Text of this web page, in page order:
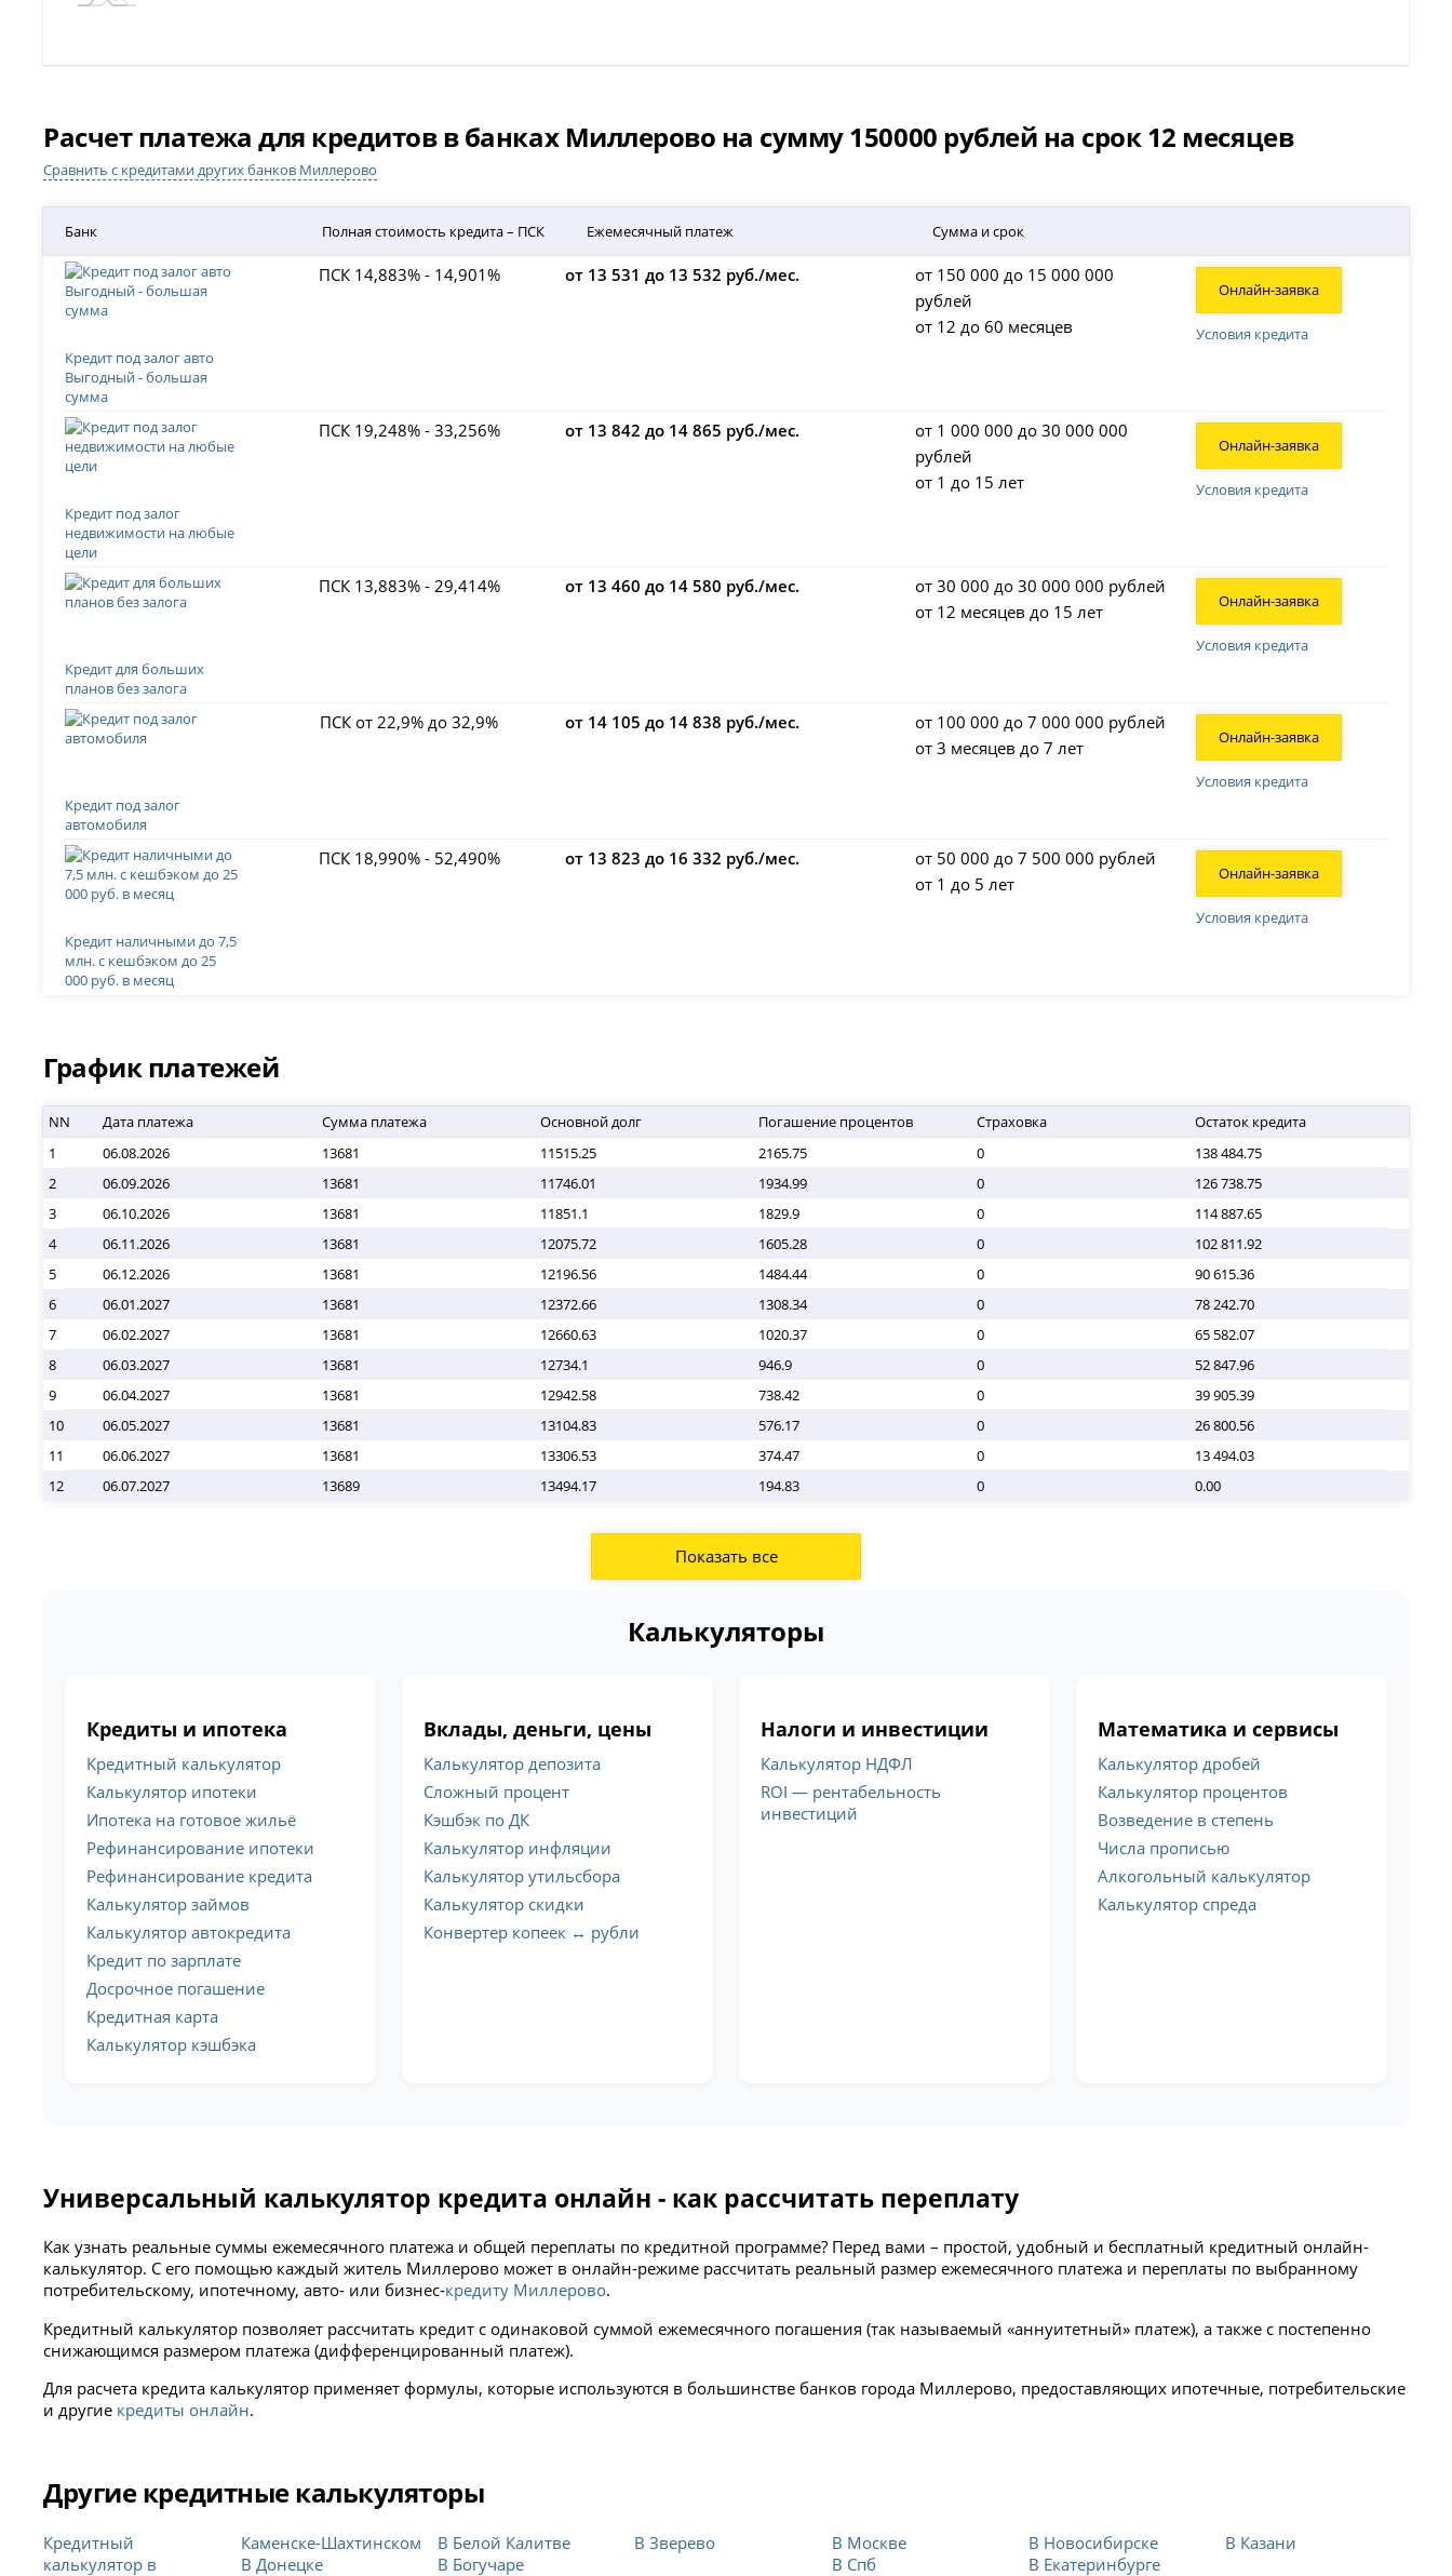
Расчет платежа для кредитов в банках Миллерово на сумму 150000 рублей на срок 12 месяцев
Сравнить с кредитами других банков Миллерово
Банк Полная стоимость кредита – ПСК Ежемесячный платеж Сумма и срок
Кредит под залог авто
Выгодный - большая
сумма
ПСК 14,883% - 14,901% от 13 531 до 13 532 руб./мес.
от 150 000 до 15 000 000
рублей
от 12 до 60 месяцев
Условия кредита
Онлайн-заявка
Кредит под залог
недвижимости на любые
цели
ПСК 19,248% - 33,256% от 13 842 до 14 865 руб./мес.
от 1 000 000 до 30 000 000
рублей
от 1 до 15 лет
Условия кредита
Онлайн-заявка
Кредит для больших
планов без залога
ПСК 13,883% - 29,414% от 13 460 до 14 580 руб./мес.
от 30 000 до 30 000 000 рублей
от 12 месяцев до 15 лет
Условия кредита
Онлайн-заявка
Кредит под залог
автомобиля
ПСК от 22,9% до 32,9% от 14 105 до 14 838 руб./мес.
от 100 000 до 7 000 000 рублей
от 3 месяцев до 7 лет
Условия кредита
Онлайн-заявка
Кредит наличными до 7,5
млн. с кешбэком до 25
000 руб. в месяц
ПСК 18,990% - 52,490% от 13 823 до 16 332 руб./мес.
от 50 000 до 7 500 000 рублей
от 1 до 5 лет
Условия кредита
Онлайн-заявка
График платежей
NN Дата платежа Сумма платежа Основной долг Погашение процентов Страховка
Остаток кредита
1
06.08.2026 13681 11515.25 2165.75 0
138 484.75
2
06.09.2026 13681 11746.01 1934.99 0
126 738.75
3
06.10.2026 13681 11851.1 1829.9 0
114 887.65
4
06.11.2026 13681 12075.72 1605.28 0
102 811.92
5
06.12.2026 13681 12196.56 1484.44 0
90 615.36
6
06.01.2027 13681 12372.66 1308.34 0
78 242.70
7
06.02.2027 13681 12660.63 1020.37 0
65 582.07
8
06.03.2027 13681 12734.1 946.9 0
52 847.96
9
06.04.2027 13681 12942.58 738.42 0
39 905.39
10
06.05.2027 13681 13104.83 576.17 0
26 800.56
11
06.06.2027 13681 13306.53 374.47 0
13 494.03
12
06.07.2027 13689 13494.17 194.83 0 0.00
Показать все
Калькуляторы
Кредиты и ипотека
Кредитный калькулятор
Калькулятор ипотеки
Ипотека на готовое жильё
Рефинансирование ипотеки
Рефинансирование кредита
Калькулятор займов
Калькулятор автокредита
Кредит по зарплате
Досрочное погашение
Кредитная карта
Калькулятор кэшбэка
Вклады, деньги, цены
Калькулятор депозита
Сложный процент
Кэшбэк по ДК
Калькулятор инфляции
Калькулятор утильсбора
Калькулятор скидки
Конвертер копеек ↔ рубли
Налоги и инвестиции
Калькулятор НДФЛ
ROI — рентабельность
инвестиций
Математика и сервисы
Калькулятор дробей
Калькулятор процентов
Возведение в степень
Числа прописью
Алкогольный калькулятор
Калькулятор спреда
Универсальный калькулятор кредита онлайн - как рассчитать переплату
Как узнать реальные суммы ежемесячного платежа и общей переплаты по кредитной программе? Перед вами – простой, удобный и бесплатный кредитный онлайн-
калькулятор. С его помощью каждый житель Миллерово может в онлайн-режиме рассчитать реальный размер ежемесячного платежа и переплаты по выбранному
потребительскому, ипотечному, авто- или бизнес-кредиту Миллерово.
Кредитный калькулятор позволяет рассчитать кредит с одинаковой суммой ежемесячного погашения (так называемый «аннуитетный» платеж), а также с постепенно
снижающимся размером платежа (дифференцированный платеж).
Для расчета кредита калькулятор применяет формулы, которые используются в большинстве банков города Миллерово, предоставляющих ипотечные, потребительские
и другие кредиты онлайн.
Другие кредитные калькуляторы
Кредитный
калькулятор в
Каменске-Шахтинском
В Донецке
В Белой Калитве
В Богучаре
В Зверево
В Москве
В Спб
В Новосибирске
В Екатеринбурге
В Казани